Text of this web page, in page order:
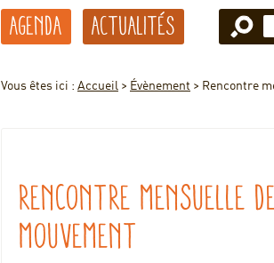
Agenda Actualités
Vous êtes ici : Accueil > Évènement > Rencontre
Rencontre mensuelle
Mouvement